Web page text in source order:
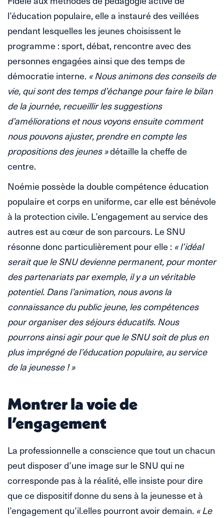
l’éducation populaire, elle a instauré des veillées
pendant lesquelles les jeunes choisissent le
programme : sport, débat, rencontre avec des
personnes engagées ainsi que des temps de
démocratie interne. « Nous animons des conseils de
vie, qui sont des temps d’échange pour faire le bilan
de la journée, recueillir les suggestions
d’améliorations et nous voyons ensuite comment
nous pouvons ajuster, prendre en compte les
propositions des jeunes »détaille la cheffe de
centre.
Noémie possède la double compétence éducation
populaire et corps en uniforme, car elle est bénévole
à la protection civile. L’engagement au service des
autres est au cœur de son parcours. Le SNU
résonne donc particulièrement pour elle : « l’idéal
serait que le SNU devienne permanent, pour monter
des partenariats par exemple, il y a un véritable
potentiel. Dans l’animation, nous avons la
connaissance du public jeune, les compétences
pour organiser des séjours éducatifs. Nous
pourrons ainsi agir pour que le SNU soit de plus en
plus imprégné de l’éducation populaire, au service
de la jeunesse ! »
Montrer la voie de
l’engagement
La professionnelle a conscience que tout un chacun
peut disposer d’une image sur le SNU qui ne
corresponde pas à la réalité, elle insiste pour dire
que ce dispositif donne du sens à la jeunesse et à
l’engagement qu’il.elles pourront avoir demain. « Le